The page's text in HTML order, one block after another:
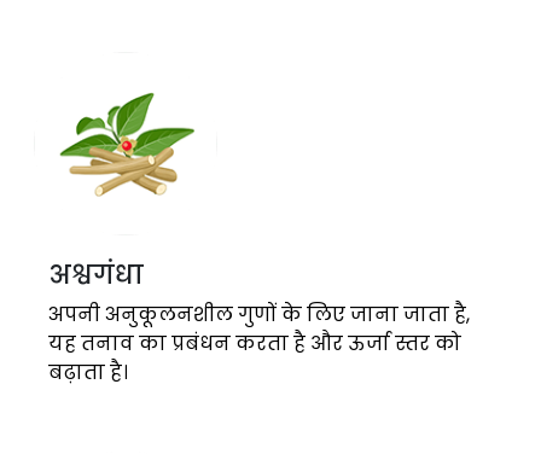
अश्वगंधा
अपनी अनुकूलनशील गुणों के लिए जाना जाता है,
यह तनाव का प्रबंधन करता है और ऊर्जा स्तर को
बढ़ाता है।